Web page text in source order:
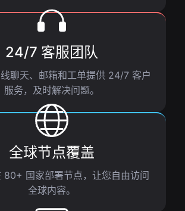
24/7 客服团队
聊天、邮箱和工单提供 24/7 客户
服务，及时解决问题。
全球节点覆盖
国家部署节点，让您自由访问
全球内容。